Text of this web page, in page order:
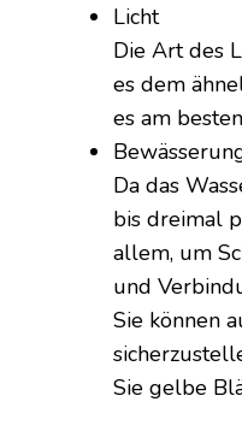
Licht
Die Art des
es dem
es am
Da das
bis dreimal
allem, um
und
Sie können
Sie gelbe